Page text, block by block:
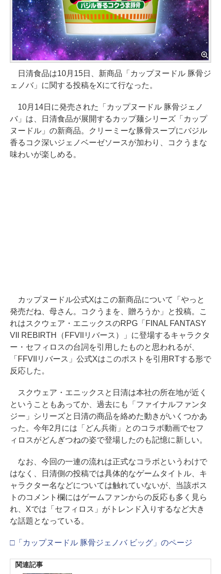
日清食品は10月15日、新商品「カップヌードル 豚骨ジ
ェノバ」に関する投稿をXにて行なった。
10月14日に発売された「カップヌードル 豚骨ジェノ
バ」は、日清食品が展開するカップ麺シリーズ「カップ
ヌードル」の新商品。クリーミーな豚骨スープにバジル
香るコク深いジェノベーゼソースが加わり、コクうまな
味わいが楽しめる。
カップヌードル公式Xはこの新商品について「やっと
発売だね、母さん。コクうまを、贈ろうか」と投稿。こ
れはスクウェア・エニックスのRPG「FINAL FANTASY
VII REBIRTH（FFVIIリバース）」に登場するキャラクタ
ー・セフィロスの台詞を引用したものと思われるが、
「FFVIIリバース」公式Xはこのポストを引用RTする形で
反応した。
スクウェア・エニックスと日清は本社の所在地が近く
ということもあってか、過去にも「ファイナルファンタ
ジー」シリーズと日清の商品を絡めた動きがいくつかあ
った。今年2月には「どん兵衛」とのコラボ動画でセフ
ィロスがどんぎつねの姿で登場したのも記憶に新しい。
なお、今回の一連の流れは正式なコラボというわけで
はなく、日清側の投稿では具体的なゲームタイトル、キ
ャラクター名などについては触れていないが、当該ポス
トのコメント欄にはゲームファンからの反応も多く見ら
れ、Xでは「セフィロス」がトレンド入りするなど大き
な話題となっている。
□「カップヌードル 豚骨ジェノバ ビッグ」のページ
関連記事